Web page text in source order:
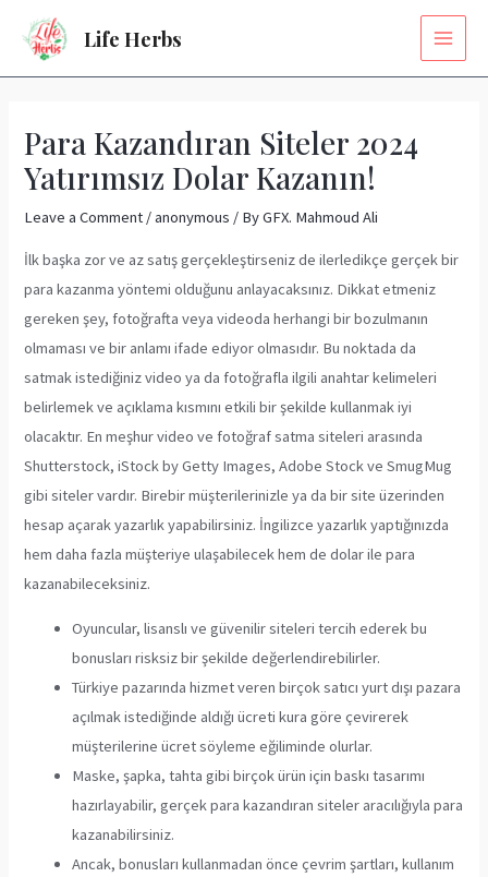
content
Life Herbs
Para Kazandıran Siteler 2024
Yatırımsız Dolar Kazanın!
Leave a Comment /anonymous / ByGFX. Mahmoud Ali
İlk başka zor ve az satış gerçekleştirseniz de ilerledikçe gerçek bir
para kazanma yöntemi olduğunu anlayacaksınız. Dikkat etmeniz
gereken şey, fotoğrafta veya videoda herhangi bir bozulmanın
olmaması ve bir anlamı ifade ediyor olmasıdır. Bu noktada da
satmak istediğiniz video ya da fotoğrafla ilgili anahtar kelimeleri
belirlemek ve açıklama kısmını etkili bir şekilde kullanmak iyi
olacaktır. En meşhur video ve fotoğraf satma siteleri arasında
Shutterstock, iStock by Getty Images, Adobe Stock ve SmugMug
gibi siteler vardır. Birebir müşterilerinizle ya da bir site üzerinden
hesap açarak yazarlık yapabilirsiniz. İngilizce yazarlık yaptığınızda
hem daha fazla müşteriye ulaşabilecek hem de dolar ile para
kazanabileceksiniz.
Oyuncular, lisanslı ve güvenilir siteleri tercih ederek bu
bonusları risksiz bir şekilde değerlendirebilirler.
Türkiye pazarında hizmet veren birçok satıcı yurt dışı pazara
açılmak istediğinde aldığı ücreti kura göre çevirerek
müşterilerine ücret söyleme eğiliminde olurlar.
Maske, şapka, tahta gibi birçok ürün için baskı tasarımı
hazırlayabilir, gerçek para kazandıran siteler aracılığıyla para
kazanabilirsiniz.
Ancak, bonusları kullanmadan önce çevrim şartları, kullanım